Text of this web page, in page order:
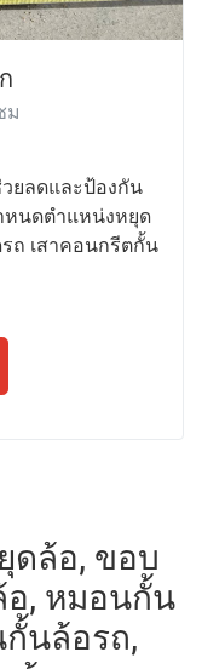
ม
ยลดและป้องกัน
หนดตำแหน่งหยุด
ถ เสาคอนกรีตกั้น
ดล้อ, ขอบ
, หมอนกั้น
นล้อรถ,